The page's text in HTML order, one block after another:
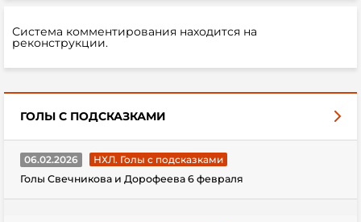
Система комментирования находится на
реконструкции.
ГОЛЫ С ПОДСКАЗКАМИ
06.02.2026
НХЛ. Голы с подсказками
Голы Свечникова и Дорофеева 6 февраля